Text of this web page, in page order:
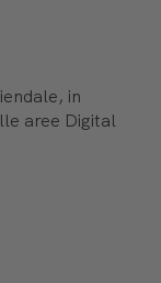
in
aree Digital